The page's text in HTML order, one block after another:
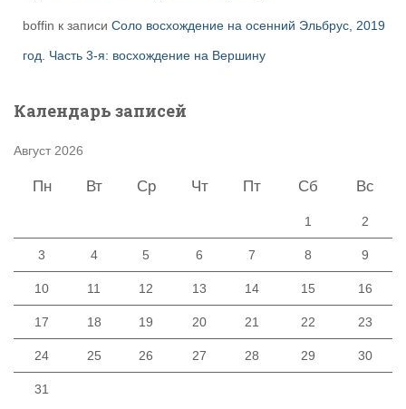
boffin к записи Соло восхождение на осенний Эльбрус, 2019
год. Часть 3-я: восхождение на Вершину
Календарь записей
Август 2026
Пн Вт Ср Чт Пт Сб Вс
1 2
3 4 5 6 7 8 9
10 11 12 13 14 15 16
17 18 19 20 21 22 23
24 25 26 27 28 29 30
31